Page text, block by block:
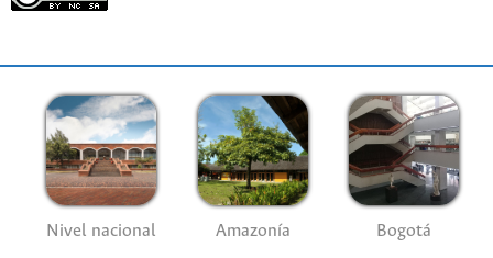
Nivel nacional Amazonía Bogotá